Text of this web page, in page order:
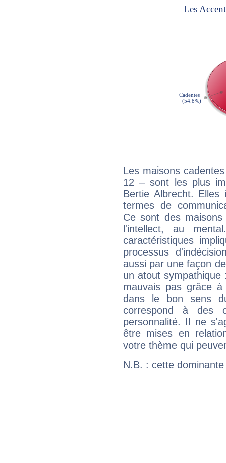
Les maisons
12 – sont les plus
Bertie Albrecht. Elles
termes de
Ce sont des
l'intellect, au
caractéristiques
processus
aussi par une façon
un atout
mauvais pas grâce
dans le bon sens
correspond à des
personnalité. Il ne
être mises en
votre thème qui
N.B. : cette